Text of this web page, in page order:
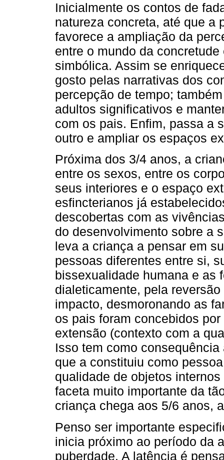
Inicialmente os contos de
natureza concreta, até que a
favorece a ampliação da
entre o mundo da
simbólica. Assim se
gosto pelas narrativas dos
percepção de tempo;
adultos significativos e
com os pais. Enfim, passa a
outro e ampliar os espaços
Próxima dos 3/4 anos, a
entre os sexos, entre os
seus interiores e o espaço
esfincterianos já
descobertas com as
do desenvolvimento sobre a
leva a criança a pensar em
pessoas diferentes entre si,
bissexualidade humana e as
dialeticamente, pela
impacto, desmoronando as
os pais foram concebidos
extensão (contexto com a
Isso tem como
que a constituiu como
qualidade de objetos
faceta muito importante da
criança chega aos 5/6 anos,
Penso ser importante
inicia próximo ao período da
puberdade. A latência é